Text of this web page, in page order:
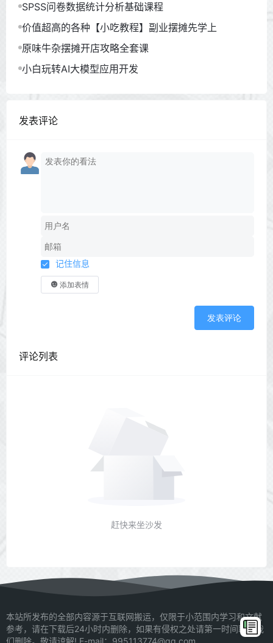
SPSS问卷数据统计分析基础课程
价值超高的各种【小吃教程】副业摆摊先学上
原味牛杂摆摊开店攻略全套课
小白玩转AI大模型应用开发
发表评论
记住信息
添加表情
发表评论
评论列表
赶快来坐沙发
本站所发布的全部内容源于互联网搬运，仅限于小范围内学习和文献
参考，请在下载后24小时内删除，如果有侵权之处请第一时间联系我
们删除。敬请谅解! E-mail：995113774@qq.com